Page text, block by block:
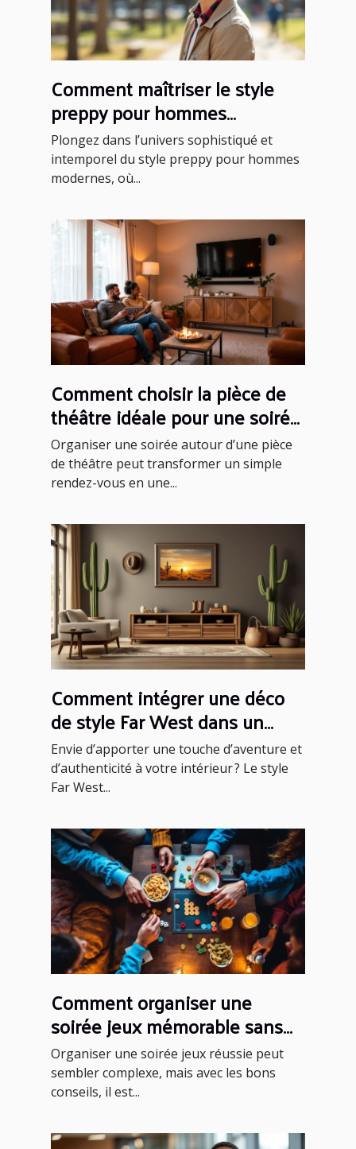
Comment maîtriser le style
preppy pour hommes
modernes ?
Plongez dans l’univers sophistiqué et
intemporel du style preppy pour hommes
modernes, où...
Comment choisir la pièce de
théâtre idéale pour une soirée
réussie ?
Organiser une soirée autour d’une pièce
de théâtre peut transformer un simple
rendez-vous en une...
Comment intégrer une déco
de style Far West dans un
intérieur moderne ?
Envie d’apporter une touche d’aventure et
d’authenticité à votre intérieur ? Le style
Far West...
Comment organiser une
soirée jeux mémorable sans
effort ?
Organiser une soirée jeux réussie peut
sembler complexe, mais avec les bons
conseils, il est...